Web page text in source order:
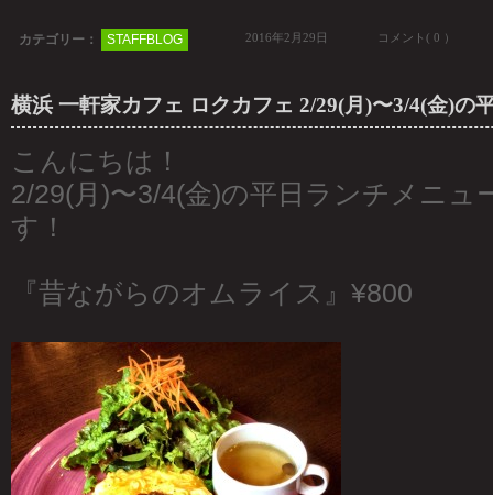
カテゴリー： STAFFBLOG 2016年2月29日 コメント( 0 ）
横浜 一軒家カフェ ロクカフェ 2/29(月)〜3/4(金)の
こんにちは！
2/29(月)〜3/4(金)の平日ランチメニュ
す！
『昔ながらのオムライス』¥800